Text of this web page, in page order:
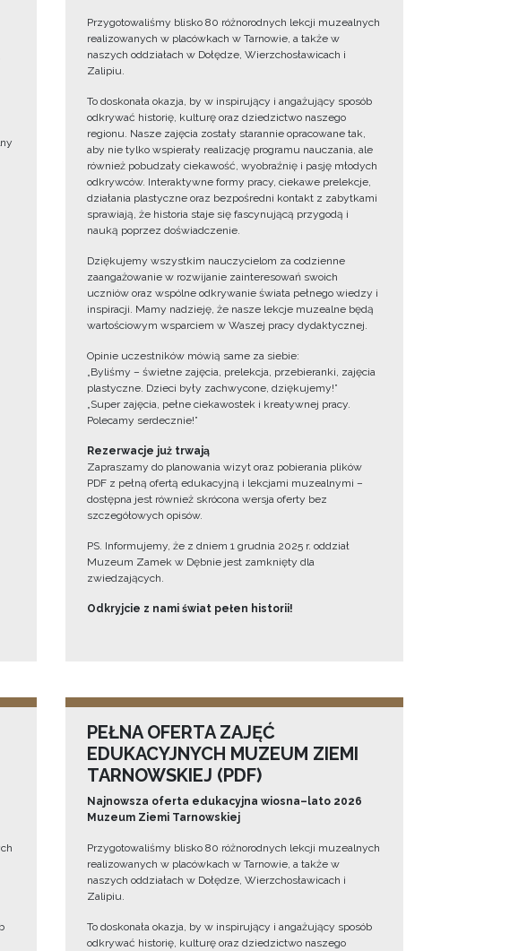
Przygotowaliśmy blisko 80 różnorodnych lekcji muzealnych
realizowanych w placówkach w Tarnowie, a także w
naszych oddziałach w Dołędze, Wierzchosławicach i
Zalipiu.
To doskonała okazja, by w inspirujący i angażujący sposób
odkrywać historię, kulturę oraz dziedzictwo naszego
regionu. Nasze zajęcia zostały starannie opracowane tak,
aby nie tylko wspierały realizację programu nauczania, ale
również pobudzały ciekawość, wyobraźnię i pasję młodych
odkrywców. Interaktywne formy pracy, ciekawe prelekcje,
działania plastyczne oraz bezpośredni kontakt z zabytkami
sprawiają, że historia staje się fascynującą przygodą i
nauką poprzez doświadczenie.
Dziękujemy wszystkim nauczycielom za codzienne
zaangażowanie w rozwijanie zainteresowań swoich
uczniów oraz wspólne odkrywanie świata pełnego wiedzy i
inspiracji. Mamy nadzieję, że nasze lekcje muzealne będą
wartościowym wsparciem w Waszej pracy dydaktycznej.
Opinie uczestników mówią same za siebie:
„Byliśmy – świetne zajęcia, prelekcja, przebieranki, zajęcia
plastyczne. Dzieci były zachwycone, dziękujemy!”
„Super zajęcia, pełne ciekawostek i kreatywnej pracy.
Polecamy serdecznie!”
Rezerwacje już trwają
Zapraszamy do planowania wizyt oraz pobierania plików
PDF z pełną ofertą edukacyjną i lekcjami muzealnymi –
dostępna jest również skrócona wersja oferty bez
szczegółowych opisów.
PS. Informujemy, że z dniem 1 grudnia 2025 r. oddział
Muzeum Zamek w Dębnie jest zamknięty dla
zwiedzających.
Odkryjcie z nami świat pełen historii!
PEŁNA OFERTA ZAJĘĆ
EDUKACYJNYCH MUZEUM ZIEMI
TARNOWSKIEJ (PDF)
Najnowsza oferta edukacyjna wiosna–lato 2026
Muzeum Ziemi Tarnowskiej
Przygotowaliśmy blisko 80 różnorodnych lekcji muzealnych
realizowanych w placówkach w Tarnowie, a także w
naszych oddziałach w Dołędze, Wierzchosławicach i
Zalipiu.
To doskonała okazja, by w inspirujący i angażujący sposób
odkrywać historię, kulturę oraz dziedzictwo naszego